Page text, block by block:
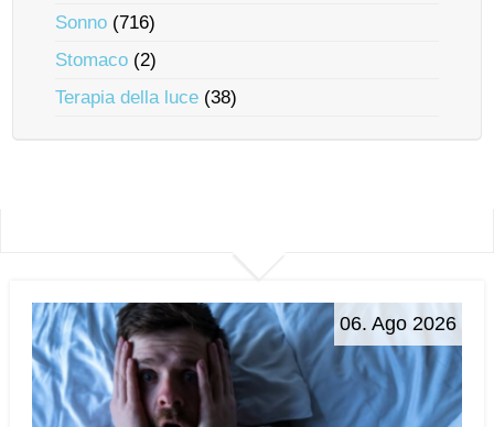
Sonno (716)
Stomaco (2)
Terapia della luce (38)
06. Ago 2026